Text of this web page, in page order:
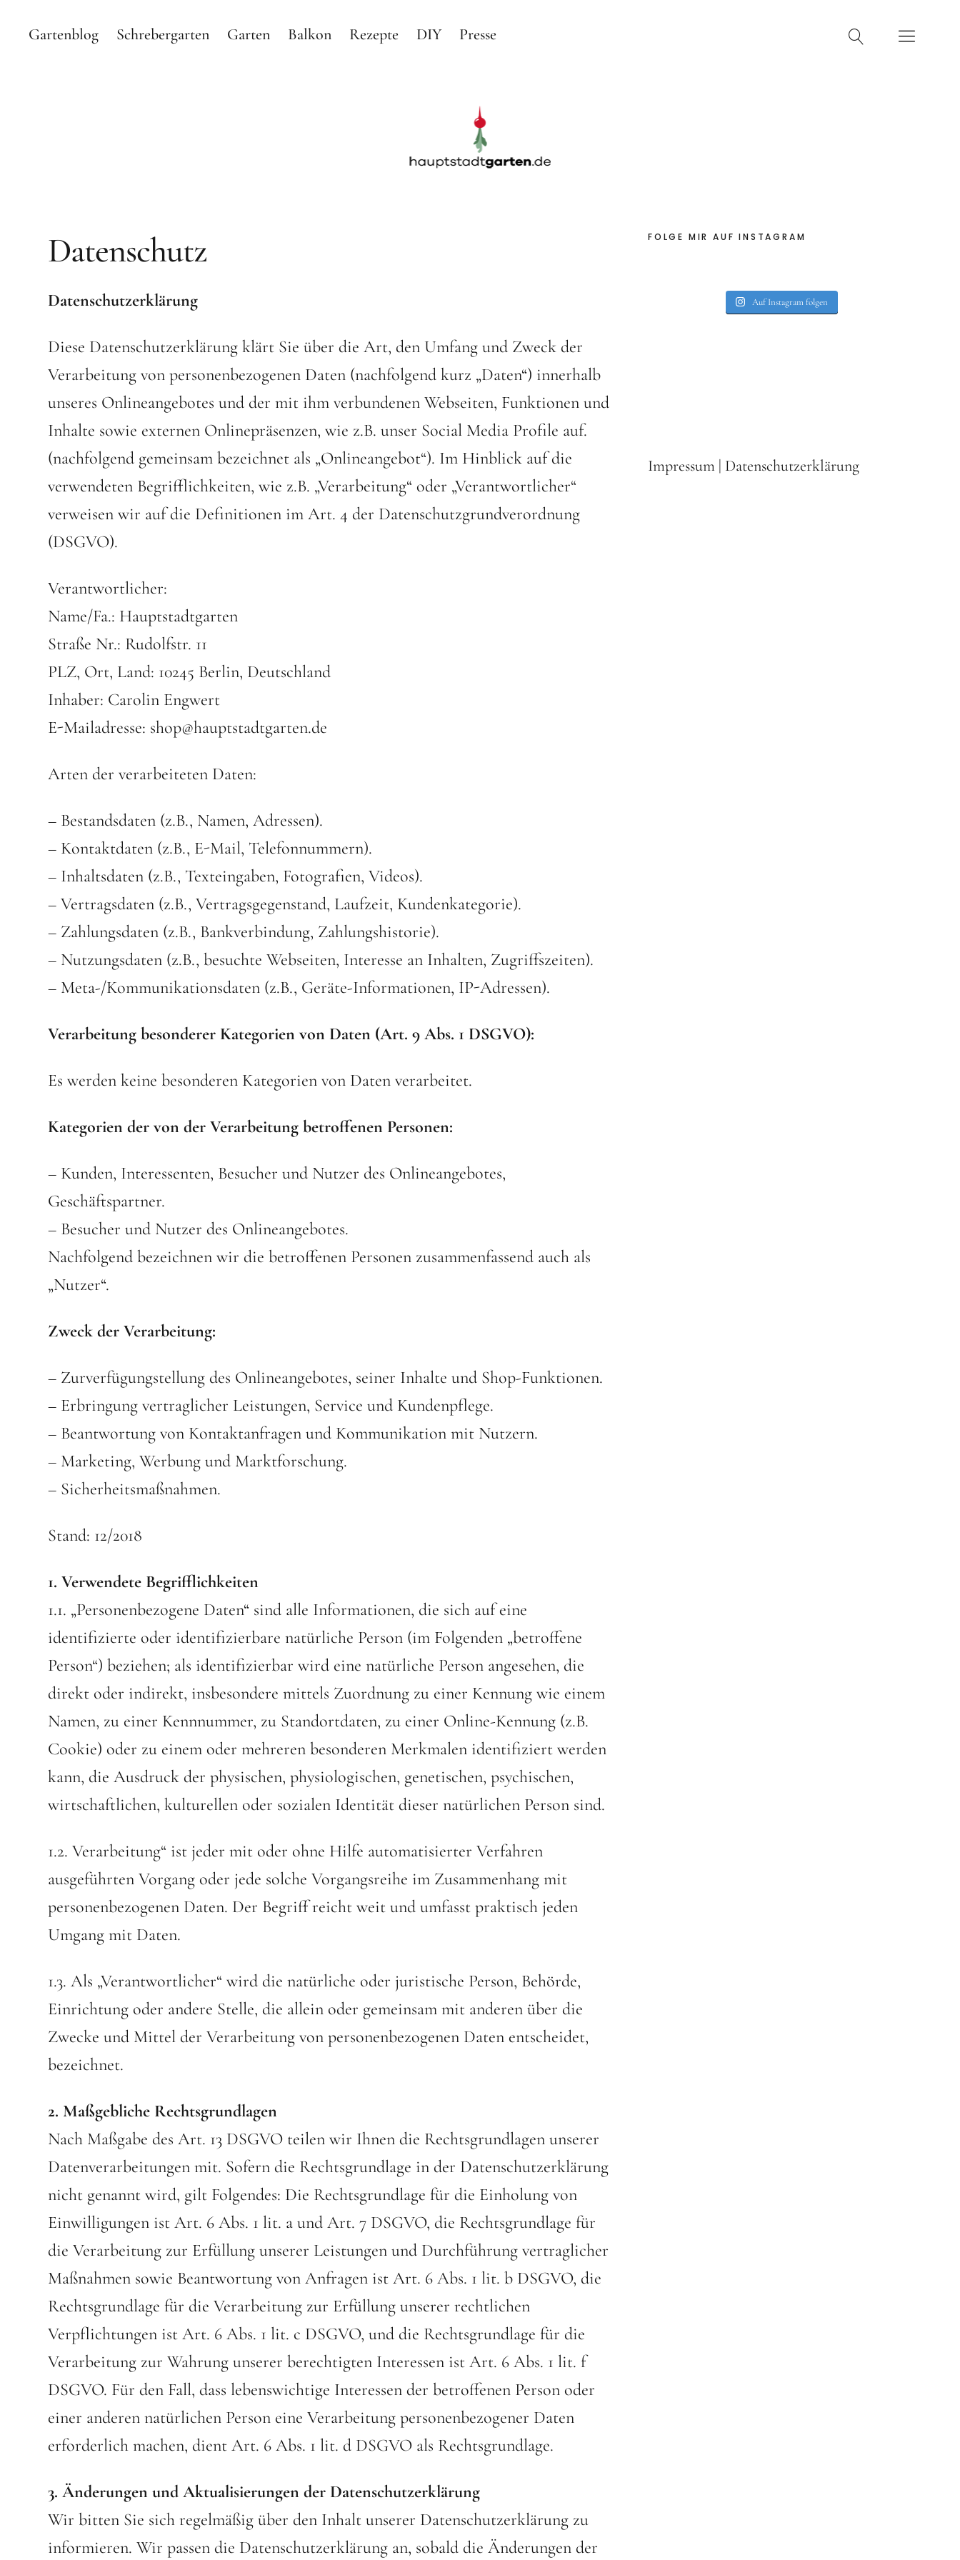
Gartenblog Schrebergarten Garten Balkon Rezepte DIY Presse
Datenschutz
Datenschutzerklärung
Diese Datenschutzerklärung klärt Sie über die Art, den Umfang und Zweck der
Verarbeitung von personenbezogenen Daten (nachfolgend kurz „Daten“) innerhalb
unseres Onlineangebotes und der mit ihm verbundenen Webseiten, Funktionen und
Inhalte sowie externen Onlinepräsenzen, wie z.B. unser Social Media Profile auf.
(nachfolgend gemeinsam bezeichnet als „Onlineangebot“). Im Hinblick auf die
verwendeten Begrifflichkeiten, wie z.B. „Verarbeitung“ oder „Verantwortlicher“
verweisen wir auf die Definitionen im Art. 4 der Datenschutzgrundverordnung
(DSGVO).
Verantwortlicher:
Name/Fa.: Hauptstadtgarten
Straße Nr.: Rudolfstr. 11
PLZ, Ort, Land: 10245 Berlin, Deutschland
Inhaber: Carolin Engwert
E-Mailadresse: shop@hauptstadtgarten.de
Arten der verarbeiteten Daten:
– Bestandsdaten (z.B., Namen, Adressen).
– Kontaktdaten (z.B., E-Mail, Telefonnummern).
– Inhaltsdaten (z.B., Texteingaben, Fotografien, Videos).
– Vertragsdaten (z.B., Vertragsgegenstand, Laufzeit, Kundenkategorie).
– Zahlungsdaten (z.B., Bankverbindung, Zahlungshistorie).
– Nutzungsdaten (z.B., besuchte Webseiten, Interesse an Inhalten, Zugriffszeiten).
– Meta-/Kommunikationsdaten (z.B., Geräte-Informationen, IP-Adressen).
Verarbeitung besonderer Kategorien von Daten (Art. 9 Abs. 1 DSGVO):
Es werden keine besonderen Kategorien von Daten verarbeitet.
Kategorien der von der Verarbeitung betroffenen Personen:
– Kunden, Interessenten, Besucher und Nutzer des Onlineangebotes,
Geschäftspartner.
– Besucher und Nutzer des Onlineangebotes.
Nachfolgend bezeichnen wir die betroffenen Personen zusammenfassend auch als
„Nutzer“.
Zweck der Verarbeitung:
– Zurverfügungstellung des Onlineangebotes, seiner Inhalte und Shop-Funktionen.
– Erbringung vertraglicher Leistungen, Service und Kundenpflege.
– Beantwortung von Kontaktanfragen und Kommunikation mit Nutzern.
– Marketing, Werbung und Marktforschung.
– Sicherheitsmaßnahmen.
Stand: 12/2018
1. Verwendete Begrifflichkeiten
1.1. „Personenbezogene Daten“ sind alle Informationen, die sich auf eine
identifizierte oder identifizierbare natürliche Person (im Folgenden „betroffene
Person“) beziehen; als identifizierbar wird eine natürliche Person angesehen, die
direkt oder indirekt, insbesondere mittels Zuordnung zu einer Kennung wie einem
Namen, zu einer Kennnummer, zu Standortdaten, zu einer Online-Kennung (z.B.
Cookie) oder zu einem oder mehreren besonderen Merkmalen identifiziert werden
kann, die Ausdruck der physischen, physiologischen, genetischen, psychischen,
wirtschaftlichen, kulturellen oder sozialen Identität dieser natürlichen Person sind.
1.2. Verarbeitung“ ist jeder mit oder ohne Hilfe automatisierter Verfahren
ausgeführten Vorgang oder jede solche Vorgangsreihe im Zusammenhang mit
personenbezogenen Daten. Der Begriff reicht weit und umfasst praktisch jeden
Umgang mit Daten.
1.3. Als „Verantwortlicher“ wird die natürliche oder juristische Person, Behörde,
Einrichtung oder andere Stelle, die allein oder gemeinsam mit anderen über die
Zwecke und Mittel der Verarbeitung von personenbezogenen Daten entscheidet,
bezeichnet.
2. Maßgebliche Rechtsgrundlagen
Nach Maßgabe des Art. 13 DSGVO teilen wir Ihnen die Rechtsgrundlagen unserer
Datenverarbeitungen mit. Sofern die Rechtsgrundlage in der Datenschutzerklärung
nicht genannt wird, gilt Folgendes: Die Rechtsgrundlage für die Einholung von
Einwilligungen ist Art. 6 Abs. 1 lit. a und Art. 7 DSGVO, die Rechtsgrundlage für
die Verarbeitung zur Erfüllung unserer Leistungen und Durchführung vertraglicher
Maßnahmen sowie Beantwortung von Anfragen ist Art. 6 Abs. 1 lit. b DSGVO, die
Rechtsgrundlage für die Verarbeitung zur Erfüllung unserer rechtlichen
Verpflichtungen ist Art. 6 Abs. 1 lit. c DSGVO, und die Rechtsgrundlage für die
Verarbeitung zur Wahrung unserer berechtigten Interessen ist Art. 6 Abs. 1 lit. f
DSGVO. Für den Fall, dass lebenswichtige Interessen der betroffenen Person oder
einer anderen natürlichen Person eine Verarbeitung personenbezogener Daten
erforderlich machen, dient Art. 6 Abs. 1 lit. d DSGVO als Rechtsgrundlage.
3. Änderungen und Aktualisierungen der Datenschutzerklärung
Wir bitten Sie sich regelmäßig über den Inhalt unserer Datenschutzerklärung zu
informieren. Wir passen die Datenschutzerklärung an, sobald die Änderungen der
FOLGE MIR AUF INSTAGRAM
Auf Instagram folgen
Impressum | Datenschutzerklärung